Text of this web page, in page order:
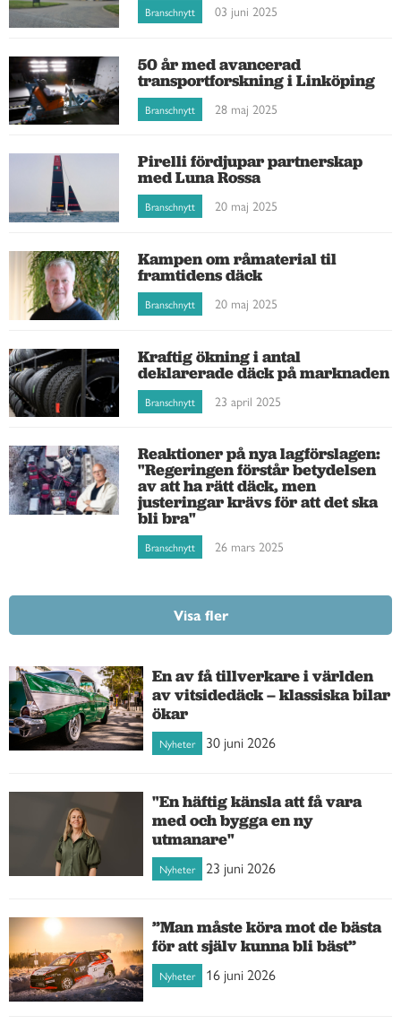
Branschnytt 03 juni 2025
50 år med avancerad
transportforskning i Linköping
Branschnytt 28 maj 2025
Pirelli fördjupar partnerskap
med Luna Rossa
Branschnytt 20 maj 2025
Kampen om råmaterial til
framtidens däck
Branschnytt 20 maj 2025
Kraftig ökning i antal
deklarerade däck på marknaden
Branschnytt 23 april 2025
Reaktioner på nya lagförslagen:
"Regeringen förstår betydelsen
av att ha rätt däck, men
justeringar krävs för att det ska
bli bra"
Branschnytt 26 mars 2025
Visa fler
En av få tillverkare i världen
av vitsidedäck – klassiska bilar
ökar
Nyheter 30 juni 2026
"En häftig känsla att få vara
med och bygga en ny
utmanare"
Nyheter 23 juni 2026
”Man måste köra mot de bästa
för att själv kunna bli bäst”
Nyheter 16 juni 2026